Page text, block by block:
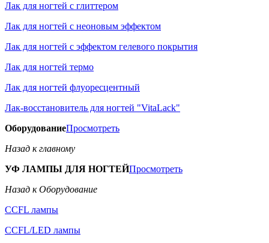
Лак для ногтей с глиттером
Лак для ногтей с неоновым эффектом
Лак для ногтей с эффектом гелевого покрытия
Лак для ногтей термо
Лак для ногтей флуоресцентный
Лак-восстановитель для ногтей "VitaLack"
ОборудованиеПросмотреть
Назад к главному
УФ ЛАМПЫ ДЛЯ НОГТЕЙПросмотреть
Назад к Оборудование
CCFL лампы
CCFL/LED лампы